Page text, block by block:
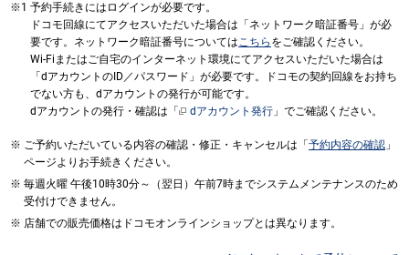
予約手続きにはログインが必要です。
ドコモ回線にてアクセスいただいた場合は「ネットワーク暗証番号」が必
要です。ネットワーク暗証番号についてはこちら をご確認ください。
Wi-Fiまたはご自宅のインターネット環境にてアクセスいただいた場合は
「dアカウントのID／パスワード」が必要です。ドコモの契約回線をお持ち
でない方も、dアカウントの発行が可能です。
dアカウントの発行・確認は「
dアカウント発行 」でご確認ください。
ご予約いただいている内容の確認・修正・キャンセルは「 予約内容の確認 」
ページよりお手続きください。
毎週火曜 午後10時30分～（翌日）午前7時までシステムメンテナンスのため
受付けできません。
店舗での販売価格はドコモオンラインショップとは異なります。